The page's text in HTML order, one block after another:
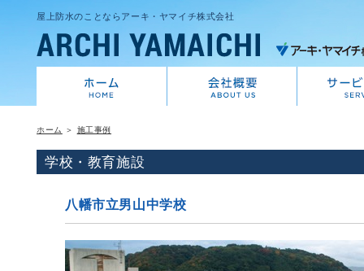
屋上防水のことならアーキ・ヤマイチ株式会社
ホーム ＞ 施工事例
学校・教育施設
八幡市立男山中学校